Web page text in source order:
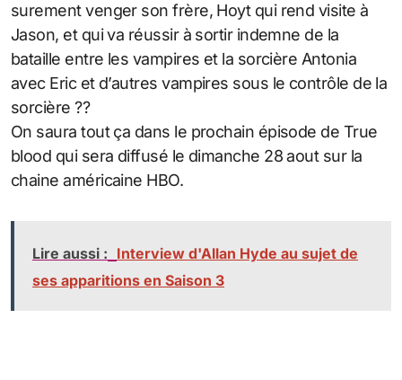
surement venger son frère, Hoyt qui rend visite à
Jason, et qui va réussir à sortir indemne de la
bataille entre les vampires et la sorcière Antonia
avec Eric et d’autres vampires sous le contrôle de la
sorcière ??
On saura tout ça dans le prochain épisode de True
blood qui sera diffusé le dimanche 28 aout sur la
chaine américaine HBO.
Lire aussi : Interview d'Allan Hyde au sujet de
ses apparitions en Saison 3